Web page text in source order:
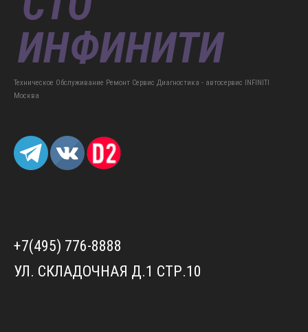
Техническое Обслуживание Ремонт Сервис Диагностика - автосервис INFINITI
Москва
+7(495) 776-8888
УЛ. СКЛАДОЧНАЯ Д.1 СТР.10